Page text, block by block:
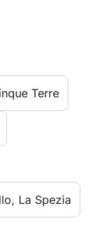
Terre
La Spezia